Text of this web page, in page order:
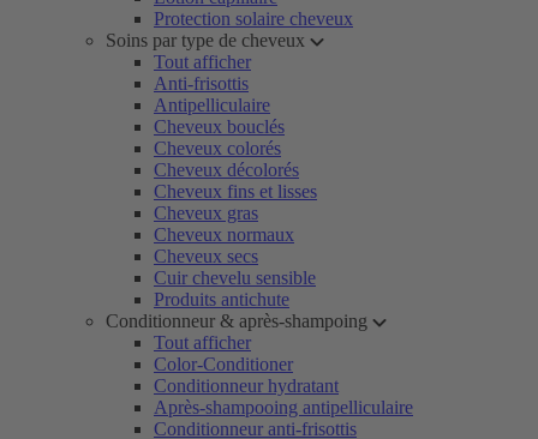
Protection solaire cheveux
Soins par type de cheveux
Tout afficher
Anti-frisottis
Antipelliculaire
Cheveux bouclés
Cheveux colorés
Cheveux décolorés
Cheveux fins et lisses
Cheveux gras
Cheveux normaux
Cheveux secs
Cuir chevelu sensible
Produits antichute
Conditionneur & après-shampoing
Tout afficher
Color-Conditioner
Conditionneur hydratant
Après-shampooing antipelliculaire
Conditionneur anti-frisottis